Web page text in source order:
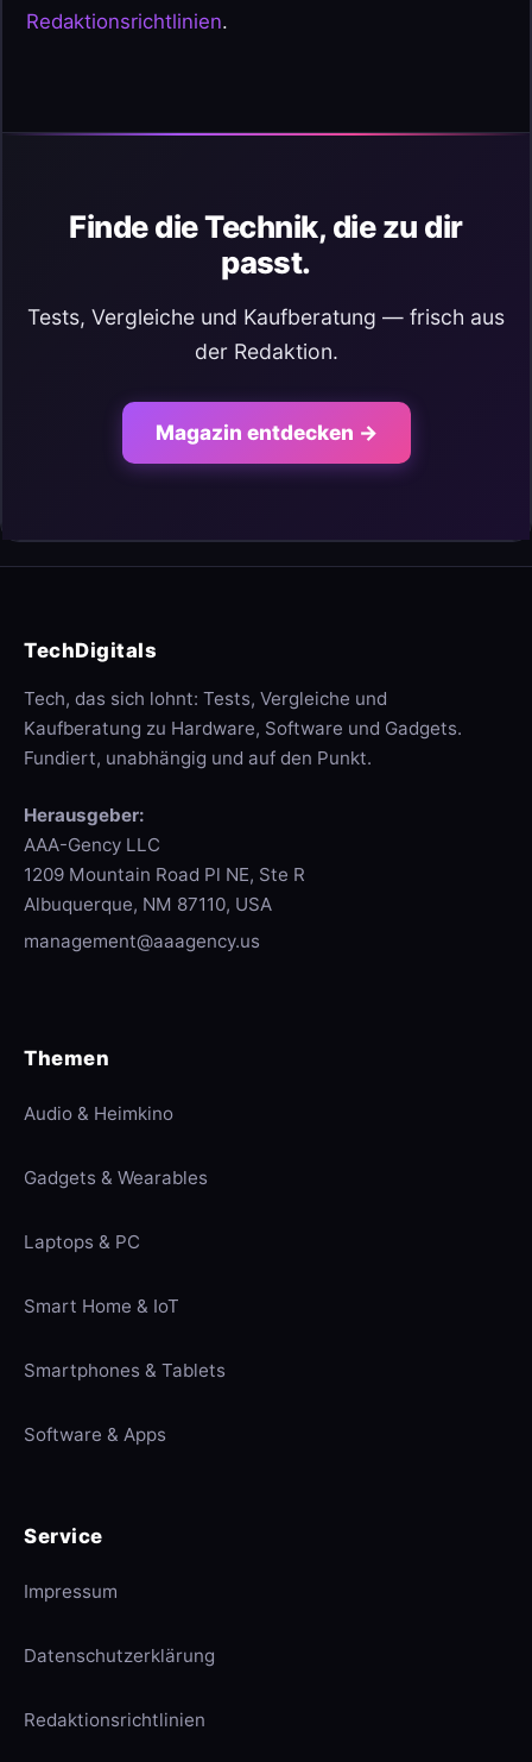
Redaktionsrichtlinien.
Finde die Technik, die zu dir
passt.
Tests, Vergleiche und Kaufberatung — frisch aus
der Redaktion.
Magazin entdecken →
TechDigitals
Tech, das sich lohnt: Tests, Vergleiche und
Kaufberatung zu Hardware, Software und Gadgets.
Fundiert, unabhängig und auf den Punkt.
Herausgeber:
AAA-Gency LLC
1209 Mountain Road Pl NE, Ste R
Albuquerque, NM 87110, USA
management@aaagency.us
Themen
Audio & Heimkino
Gadgets & Wearables
Laptops & PC
Smart Home & IoT
Smartphones & Tablets
Software & Apps
Service
Impressum
Datenschutzerklärung
Redaktionsrichtlinien